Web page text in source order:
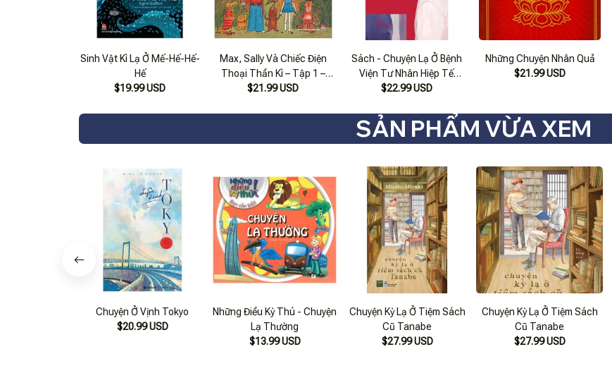
Sinh Vật Kì Lạ Ở Mế-Hế-Hế-
Hế
$19.99 USD
Max, Sally Và Chiếc Điện
Thoại Thần Kì – Tập 1 –
Những Chuyện Ở Trường
$21.99 USD
Sách - Chuyện Lạ Ở Bệnh
Viện Tư Nhân Hiệp Tế
Đường Đồng Hoa Trung
$22.99 USD
Những Chuyện Nhân Quả
$21.99 USD
SẢN PHẨM VỪA XEM
Chuyện Ở Vịnh Tokyo
$20.99 USD
Những Điều Kỳ Thú - Chuyện
Lạ Thường
$13.99 USD
Chuyện Kỳ Lạ Ở Tiệm Sách
Cũ Tanabe
$27.99 USD
Chuyện Kỳ Lạ Ở Tiệm Sách
Cũ Tanabe
$27.99 USD